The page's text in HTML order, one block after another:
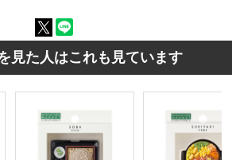
見た人はこれも見ています